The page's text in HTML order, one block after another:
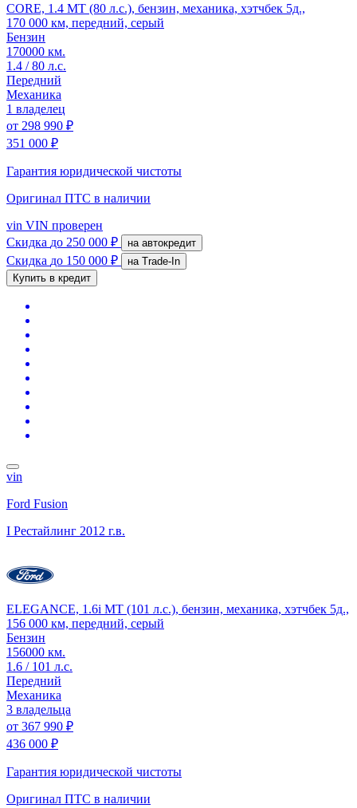
CORE, 1.4 MT (80 л.с.), бензин, механика, хэтчбек 5д.,
170 000 км, передний, серый
Бензин
170000 км.
1.4 / 80 л.с.
Передний
Механика
1 владелец
от 298 990 ₽
351 000 ₽
Гарантия юридической чистоты
Оригинал ПТС в наличии
vin VIN проверен
Скидка до 250 000 ₽ на автокредит
Скидка до 150 000 ₽
на Trade-In
Купить в кредит
vin
Ford Fusion
I Рестайлинг 2012 г.в.
ELEGANCE, 1.6i MT (101 л.с.), бензин, механика, хэтчбек 5д.,
156 000 км, передний, серый
Бензин
156000 км.
1.6 / 101 л.с.
Передний
Механика
3 владельца
от 367 990 ₽
436 000 ₽
Гарантия юридической чистоты
Оригинал ПТС в наличии